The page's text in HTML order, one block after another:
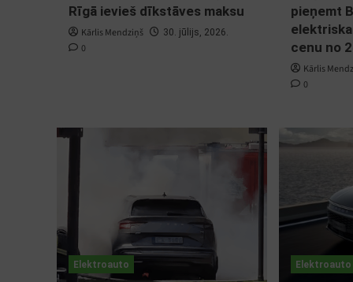
Rīgā ievieš dīkstāves maksu
Kārlis Mendziņš 30. jūlijs, 2026.
0
pieņemt
cenu no
Kārlis
0
Elektroauto Elektroauto